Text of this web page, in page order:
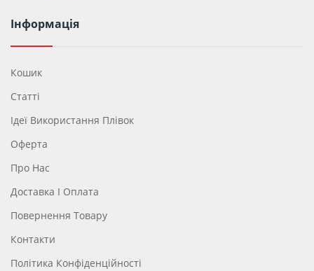
Інформація
Кошик
Статті
Ідеї ​​використання Плівок
Оферта
Про Нас
Доставка І Оплата
Повернення Товару
Контакти
Політика Конфіденційності